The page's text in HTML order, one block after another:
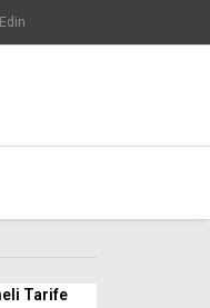
Tarife